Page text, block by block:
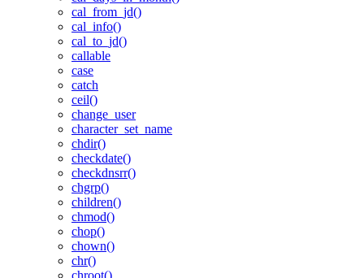
cal_from_jd()
cal_info()
cal_to_jd()
callable
case
catch
ceil()
change_user
character_set_name
chdir()
checkdate()
checkdnsrr()
chgrp()
children()
chmod()
chop()
chown()
chr()
chroot()